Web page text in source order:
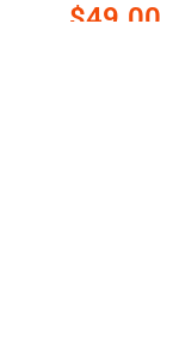
$49.00